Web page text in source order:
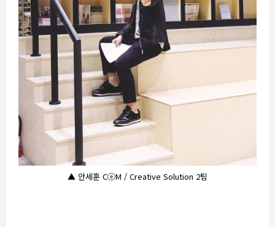
▲ 안세훈 CⓔM / Creative Solution 2팀